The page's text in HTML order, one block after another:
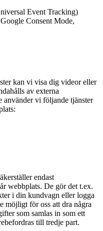
Event Tracking)
Consent Mode,
kan vi visa dig videor eller
av externa
använder vi följande tjänster
endast
webbplats. De gör det t.ex.
i din kundvagn eller logga
möjligt för oss att dra några
som samlas in som ett
till tredje part.